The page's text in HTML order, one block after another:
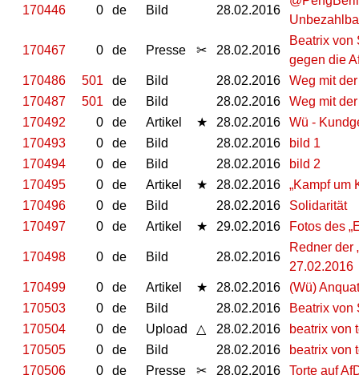
170446 0 de Bild 28.02.2016
170467 0 de Presse ✂ 28.02.2016
Beatrix von
gegen die
170486
501 de Bild 28.02.2016
Weg mit
170487
501 de Bild 28.02.2016
Weg mit
170492
0 de Artikel ★ 28.02.2016
Wü -
170493
0 de Bild 28.02.2016
bild 1
170494
0 de Bild 28.02.2016
bild 2
170495
0 de Artikel ★ 28.02.2016
„Kampf um
170496
0 de Bild 28.02.2016
Solidarität
170497
0 de Artikel ★ 29.02.2016 Fotos des
170498 0 de Bild 28.02.2016
Redner der
27.02.2016
170499
0 de Artikel ★ 28.02.2016
(Wü)
170503
0 de Bild 28.02.2016
Beatrix von
170504
0 de Upload △ 28.02.2016
beatrix von
170505
0 de Bild 28.02.2016
beatrix von
170506
0 de Presse ✂ 28.02.2016
Torte auf